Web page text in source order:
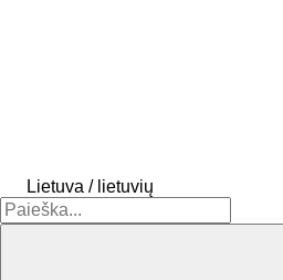
Lietuva / lietuvių